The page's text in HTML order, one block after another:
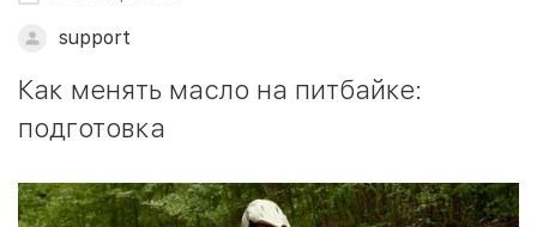
support
Как менять масло на питбайке:
подготовка